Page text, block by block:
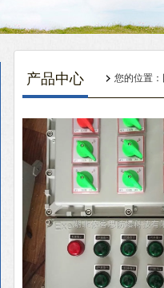
产品中心 您的位置：